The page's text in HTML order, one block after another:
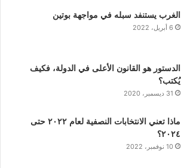
الغرب يستنفد سبله في مواجهة بوتين
6 أبريل، 2022
الدستور هو القانون الأعلى في الدولة، فكيف
يُكتب؟
31 ديسمبر، 2020
ماذا تعني الانتخابات النصفية لعام ٢٠٢٢ حتى
٢٠٢٤؟
10 نوفمبر، 2022